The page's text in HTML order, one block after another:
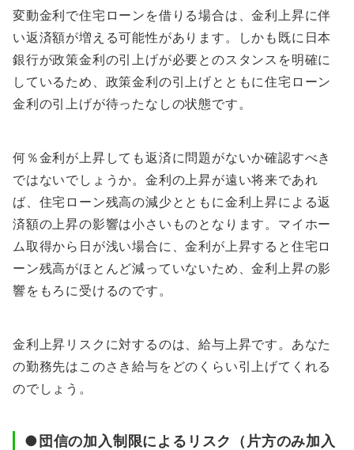
変動金利で住宅ローンを借りる場合は、金利上昇に伴
い返済額が増える可能性があります。しかも既に日本
銀行が政策金利の引上げが必要とのスタンスを明確に
しているため、政策金利の引上げとともに住宅ローン
金利の引上げが待ったなしの状態です。
何％金利が上昇しても返済に問題がないか確認すべき
ではないでしょうか。金利の上昇が遠い将来であれ
ば、住宅ローン残高の減少とともに金利上昇による返
済額の上昇の影響は小さいものとなります。マイホー
ム取得から日が浅い場合に、金利が上昇すると住宅ロ
ーン残高がほとんど減っていないため、金利上昇の影
響をもろに受けるのです。
金利上昇リスクに対するのは、給与上昇です。あなた
の勤務先はこのさき給与をどのくらい引上げてくれる
のでしょう。
●団信の加入制限によるリスク（片方のみ加入